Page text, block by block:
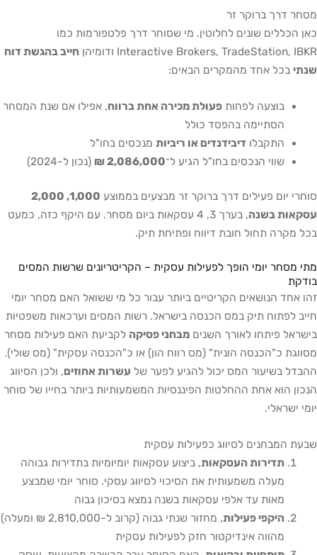
מסחר דרך ברוקר זר
כאן הכללים שונים לחלוטין. מי שסוחר דרך פלטפורמות כמו
Interactive Brokers, TradeStation, IBKR ודומיהן
חייב בהגשת דוח
שנתי בכל אחד מהמקרים הבאים:
בוצעה לפחותפעולת מכירה אחת ברווח, אפילו אם שנת המסחר
הסתיימה בהפסד כולל
התקבלו דיבידנדים או ריביות מנכסים בחו"ל
שווי הנכסים בחו"ל הגיע ל־2,086,000 ₪ (נכון ל-2024)
סוחרי יום פעילים דרך ברוקר זר מבצעים בממוצע
1,000, 2,000
עסקאות בשנה
, בערך 3, 4 עסקאות ביום מסחר. עם היקף כזה, כמעט
בכל מקרה תחול חובת דיווח ופתיחת תיק.
מתי מסחר יומי הופך לפעילות עסקית – הקריטריונים שרשות המסים
בודקת
זהו אחד הנושאים הקריטיים ביותר עבור כל מי ששואל האם מסחר יומי
חייב לפתוח תיק במס הכנסה בישראל. רשות המסים וערכאות משפטיות
בישראל פיתחו לאורך השנים מבחני פסיקה לקביעת האם פעילות מסחר
מסווגת כ"הכנסה הונית" (מס רווח הון) או כ"הכנסה עסקית" (מס שולי).
ההבדל בשיעור המס יכול להגיע לפער של עשרות אחוזים, ולכן הסיווג
הנכון הוא אחת ההחלטות הפיננסיות המשמעותיות ביותר בחייו של סוחר
יומי ישראלי.
שבעת המבחנים לסיווג כפעילות עסקית
תדירות העסקאות, ביצוע עסקאות יומיומיות בתדירות גבוהה
מעלה משמעותית את הסיכוי לסיווג עסקי. סוחר יומי שמבצע
מאות עד אלפי עסקאות בשנה נמצא בסיכון גבוה
היקפי פעילות
, מחזור שנתי גבוה (קרוב ל-2,810,000 ₪ ומעלה)
מהווה אינדיקטור חזק לפעילות עסקית